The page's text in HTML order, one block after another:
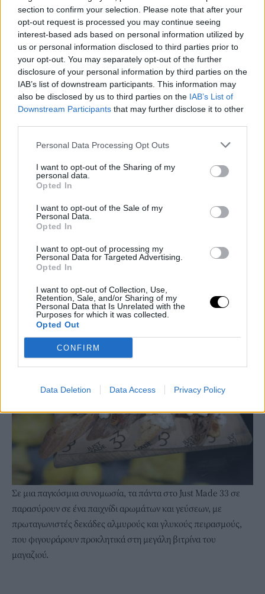
section to confirm your selection. Please note that after your
opt-out request is processed you may continue seeing
interest-based ads based on personal information utilized by
us or personal information disclosed to third parties prior to
your opt-out. You may separately opt-out of the further
disclosure of your personal information by third parties on the
IAB’s list of downstream participants. This information may
also be disclosed by us to third parties on the IAB’s List of
Downstream Participants that may further disclose it to other
Personal Data Processing Opt Outs
I want to opt-out of the Sharing of my
personal data.
Opted In
I want to opt-out of the Sale of my
Personal Data.
Opted In
I want to opt-out of processing my
Personal Data for Targeted Advertising.
Opted In
I want to opt-out of Collection, Use,
Retention, Sale, and/or Sharing of my
Personal Data that Is Unrelated with the
Purposes for which it was collected.
Opted Out
CONFIRM
Data Deletion Data Access Privacy Policy
ξανά –και όχι μόνο για ένα διαφορετικό εκλεκτό φλιτζάνι καφέ.
Σε μια παγκόσμια συνομωσία, τα πάντα στο Just Μade 33 σε
παρασύρουν σε ένα παιχνίδι αρωμάτων και γεύσεων, με
πρωταγωνιστές δεκάδες αλμυρούς και γλυκούς πειρασμούς,
που φιγουράρουν προκλητικά στη μεγάλη βιτρίνα του
μαγαζιού.